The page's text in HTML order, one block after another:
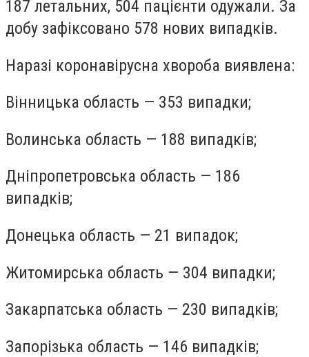
187 летальних, 504 пацієнти одужали. За
добу зафіксовано 578 нових випадків.
Наразі коронавірусна хвороба виявлена:
Вінницька область — 353 випадки;
Волинська область — 188 випадків;
Дніпропетровська область — 186
випадків;
Донецька область — 21 випадок;
Житомирська область — 304 випадки;
Закарпатська область — 230 випадків;
Запорізька область — 146 випадків;